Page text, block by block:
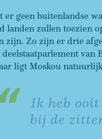
er geen buitenlandse
landen zullen toezien
zijn. Zo zijn er drie
van
ligt Moskou
Ik heb ooit
bij de